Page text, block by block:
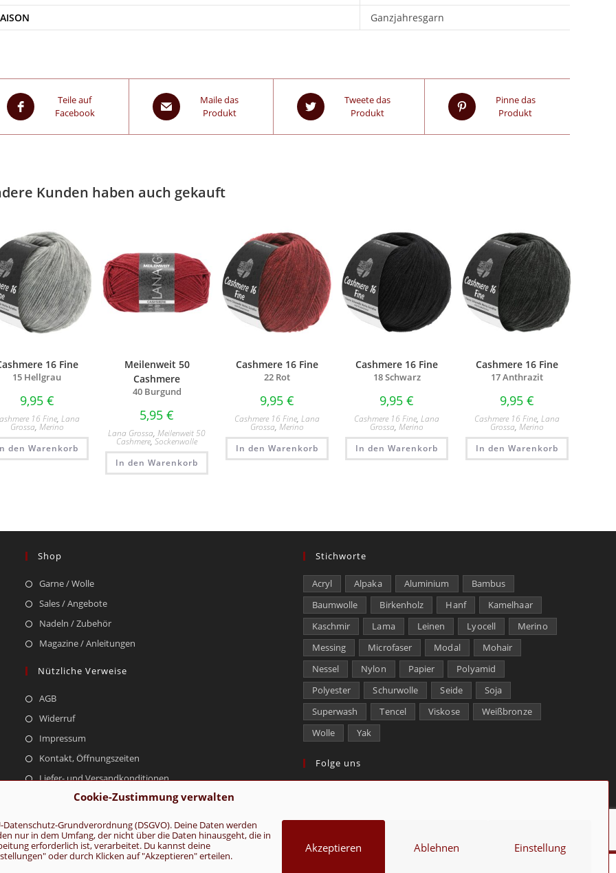
Cookie-Zustimmung verwalten
Grundverordnung (DSGVO). Deine Daten werden
nur in dem Umfang, der nicht über die Daten hinausgeht, die in
erforderlich ist, verarbeitet. Du kannst deine
oder durch Klicken auf "Akzeptieren" erteilen.
Akzeptieren Ablehnen Einstellung
Ganzjahresgarn
Teile auf
Facebook
Maile das
Produkt
Tweete das
Produkt
Pinne das
Produkt
Kunden haben auch gekauft
16 Fine
15 Hellgrau
9,95 €
16 Fine, Lana
Grossa, Merino
den Warenkorb
Meilenweit 50
Cashmere
40 Burgund
5,95€
Lana Grossa,Meilenweit 50
Cashmere,Sockenwolle
In den Warenkorb
Cashmere 16 Fine
22 Rot
9,95 €
Cashmere 16 Fine, Lana
Grossa, Merino
In den Warenkorb
Cashmere 16 Fine
18 Schwarz
9,95€
Cashmere 16 Fine,Lana
Grossa,Merino
In den Warenkorb
Cashmere 16 Fine
17 Anthrazit
9,95 €
Cashmere 16 Fine, Lana
Grossa, Merino
In den Warenkorb
Shop
Garne / Wolle
Sales / Angebote
Nadeln / Zubehör
Magazine / Anleitungen
Nützliche Verweise
AGB
Widerruf
Impressum
Kontakt, Öffnungszeiten
Liefer- und Versandkonditionen
Stichworte
Acryl Alpaka Aluminium
Bambus
Baumwolle
Birkenholz Hanf
Kamelhaar
Kaschmir
Lama Leinen Lyocell
Merino
Messing
Microfaser Modal
Mohair
Nessel
Nylon Papier
Polyamid
Polyester
Schurwolle Seide
Soja
Superwash
Tencel Viskose
Weißbronze
Wolle
Yak
Folge uns
AGB Kontakt Über uns Datenschutz Impressum Cookie-Richtlinie (EU)